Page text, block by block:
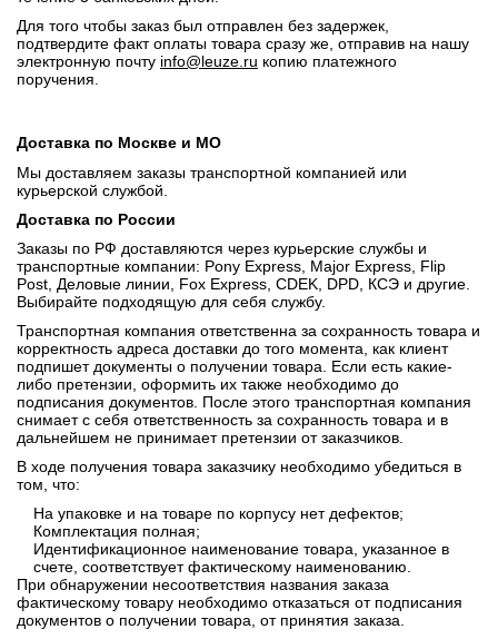
Для того чтобы заказ был отправлен без задержек,
подтвердите факт оплаты товара сразу же, отправив на нашу
электронную почту info@leuze.ru копию платежного
поручения.
Доставка по Москве и МО
Мы доставляем заказы транспортной компанией или
курьерской службой.
Доставка по России
Заказы по РФ доставляются через курьерские службы и
транспортные компании: Pony Express, Major Express, Flip
Post, Деловые линии, Fox Express, CDEK, DPD, КСЭ и другие.
Выбирайте подходящую для себя службу.
Транспортная компания ответственна за сохранность товара и
корректность адреса доставки до того момента, как клиент
подпишет документы о получении товара. Если есть какие-
либо претензии, оформить их также необходимо до
подписания документов. После этого транспортная компания
снимает с себя ответственность за сохранность товара и в
дальнейшем не принимает претензии от заказчиков.
В ходе получения товара заказчику необходимо убедиться в
том, что:
На упаковке и на товаре по корпусу нет дефектов;
Комплектация полная;
Идентификационное наименование товара, указанное в
счете, соответствует фактическому наименованию.
При обнаружении несоответствия названия заказа
фактическому товару необходимо отказаться от подписания
документов о получении товара, от принятия заказа.